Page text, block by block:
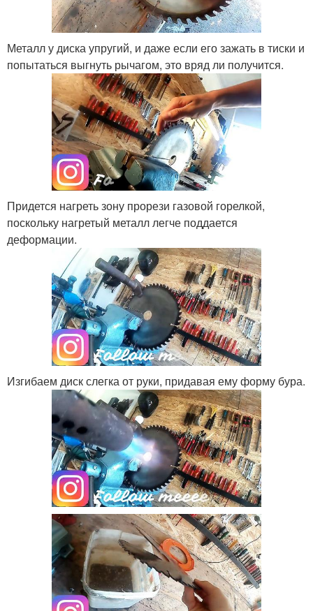
Металл у диска упругий, и даже если его зажать в тиски и
попытаться выгнуть рычагом, это вряд ли получится.
Придется нагреть зону прорези газовой горелкой,
поскольку нагретый металл легче поддается
деформации.
Изгибаем диск слегка от руки, придавая ему форму бура.